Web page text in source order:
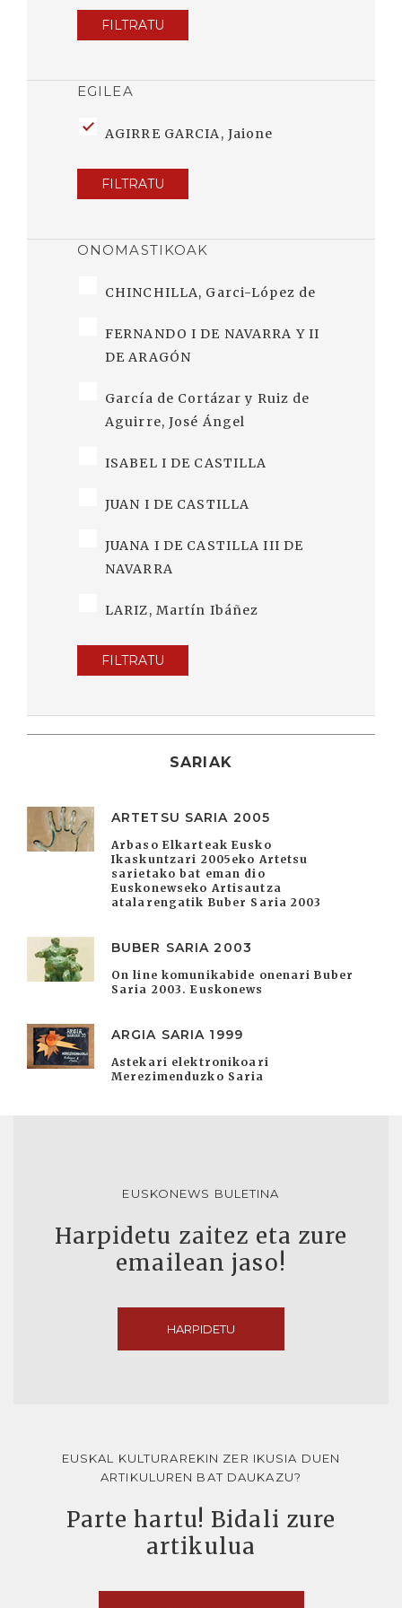
FILTRATU
EGILEA
AGIRRE GARCIA, Jaione
FILTRATU
ONOMASTIKOAK
CHINCHILLA, Garci-López de
FERNANDO I DE NAVARRA Y II
DE ARAGÓN
García de Cortázar y Ruiz de
Aguirre, José Ángel
ISABEL I DE CASTILLA
JUAN I DE CASTILLA
JUANA I DE CASTILLA III DE
NAVARRA
LARIZ, Martín Ibáñez
FILTRATU
SARIAK
ARTETSU SARIA 2005
Arbaso Elkarteak Eusko
Ikaskuntzari 2005eko Artetsu
sarietako bat eman dio
Euskonewseko Artisautza
atalarengatik Buber Saria 2003
BUBER SARIA 2003
On line komunikabide onenari Buber
Saria 2003. Euskonews
ARGIA SARIA 1999
Astekari elektronikoari
Merezimenduzko Saria
EUSKONEWS BULETINA
Harpidetu zaitez eta zure
emailean jaso!
HARPIDETU
EUSKAL KULTURAREKIN ZER IKUSIA DUEN
ARTIKULUREN BAT DAUKAZU?
Parte hartu! Bidali zure
artikulua